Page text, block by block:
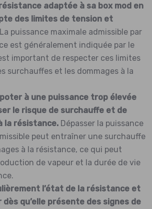
adaptée à sa box mod en
des limites de tension et
La puissance maximale admissible par
est généralement indiquée par le
important de respecter ces limites
surchauffes et les dommages à la
à une puissance trop élevée
le risque de surchauffe et de
la résistance. Dépasser la puissance
peut entraîner une surchauffe
à la résistance, ce qui peut
de vapeur et la durée de vie
l’état de la résistance et
dès qu’elle présente des signes de